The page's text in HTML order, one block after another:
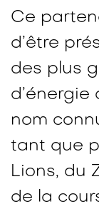
Ce
d’être
des plus
d’énergie
nom
tant que
Lions, du
de la